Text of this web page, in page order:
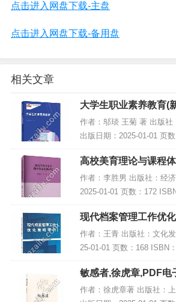
点击进入网盘下载-主盘
点击进入网盘下载-备用盘
相关文章
大学生职业素养教育(
教育精品教材·通识课
作者：邬琰 王菊 著 出版社
出版日期：2025-01-01 页
29963 电子书大小：
内容简...
高校美育理论与课程
PDF电子书网盘下载
作者：李胜男 出版社：经
2025-01-01 页数：172
书大小：191MB [高清扫描
《高校美...
现代档案管理工作优
电子书网盘下载
作者：王青 出版社：文化
25-01-01 页数：168 ISBN
大小：264MB [高清扫描版
名：《现...
敏感者,徐虎章,PDF电
盘资源
作者：徐虎章著 出版社：